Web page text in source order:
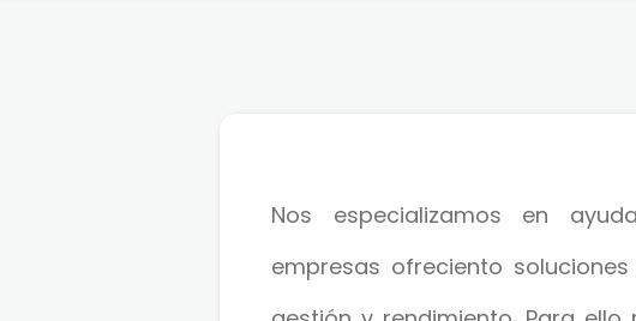
Nos especializamos en
empresas ofreciento